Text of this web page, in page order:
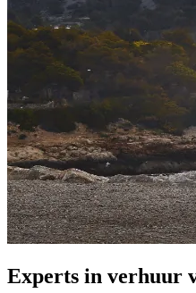
Experts in verhuur